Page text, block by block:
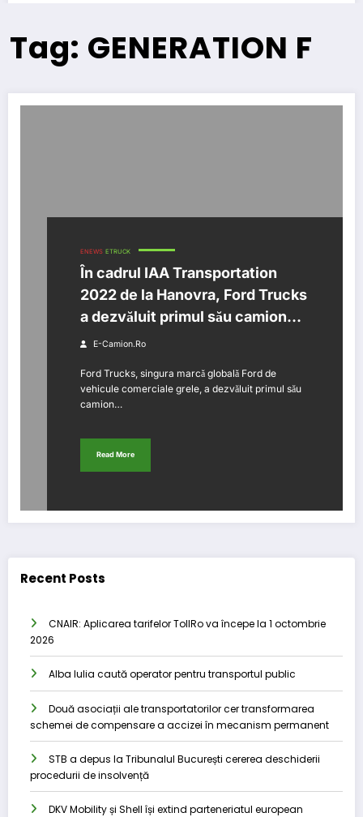
Tag: GENERATION F
ENEWS ETRUCK
În cadrul IAA Transportation
2022 de la Hanovra, Ford Trucks
a dezvăluit primul său camion
100 % electric
E-Camion.ro
Ford Trucks, singura marcă globală Ford de
vehicule comerciale grele, a dezvăluit primul său
camion…
Read More
Recent Posts
CNAIR: Aplicarea tarifelor TollRo va începe la 1 octombrie
2026
Alba Iulia caută operator pentru transportul public
Două asociații ale transportatorilor cer transformarea
schemei de compensare a accizei în mecanism permanent
STB a depus la Tribunalul București cererea deschiderii
procedurii de insolvență
DKV Mobility și Shell își extind parteneriatul european